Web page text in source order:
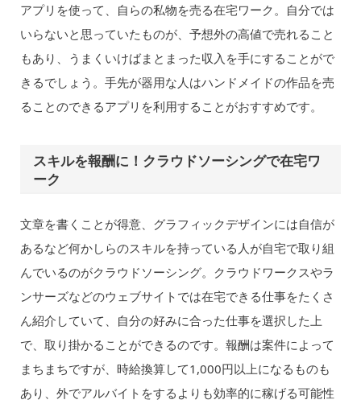
アプリを使って、自らの私物を売る在宅ワーク。自分では
いらないと思っていたものが、予想外の高値で売れること
もあり、うまくいけばまとまった収入を手にすることがで
きるでしょう。手先が器用な人はハンドメイドの作品を売
ることのできるアプリを利用することがおすすめです。
スキルを報酬に！クラウドソーシングで在宅ワ
ーク
文章を書くことが得意、グラフィックデザインには自信が
あるなど何かしらのスキルを持っている人が自宅で取り組
んでいるのがクラウドソーシング。クラウドワークスやラ
ンサーズなどのウェブサイトでは在宅できる仕事をたくさ
ん紹介していて、自分の好みに合った仕事を選択した上
で、取り掛かることができるのです。報酬は案件によって
まちまちですが、時給換算して1,000円以上になるものも
あり、外でアルバイトをするよりも効率的に稼げる可能性